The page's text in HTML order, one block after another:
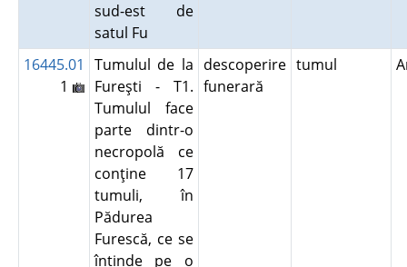
sud-est de
satul Fu
16445.01
1
Tumulul de la
Fureşti - T1.
Tumulul face
parte dintr-o
necropolă ce
conţine 17
tumuli, în
Pădurea
Furescă, ce se
întinde pe o
descoperire
funerară
tumul